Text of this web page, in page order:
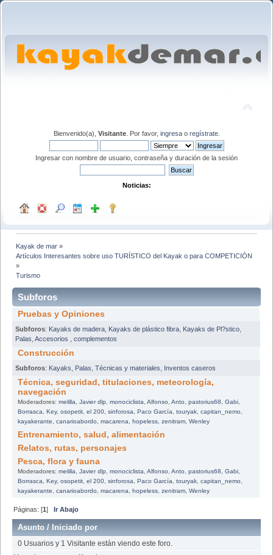
Bienvenido(a), Visitante. Por favor, ingresao regístrate.
Ingresar con nombre de usuario, contraseña y duración de la sesión
Noticias:
Kayak de mar »
Artículos Interesantes sobre uso TURÍSTICO del Kayak o para COMPETICIÓN
»
Turismo
Subforos
Pruebas y Opiniones
Subforos: Kayaks de madera Kayaks de plástico fibra Kayaks de Pl?stico
Palas Accesorios , complementos
Construcción
Subforos: Kayaks Palas Técnicas y materiales Inventos caseros
Técnica, seguridad, titulaciones, meteorología,
navegación
Moderadores: melilla Javier dlp monociclista Alfonso Anto pastorius68 Gabi,
Borrasca
Key, osopetit, el 200, sinforosa Paco García touryak, capitan_nemo
kayakerante
canarioabordo macarena hopeless, zenitram, Wenley
Entrenamiento, salud, alimentación
Relatos, rutas, personajes
Pesca, flora y fauna
Moderadores: melilla Javier dlp monociclista Alfonso Anto pastorius68 Gabi,
Borrasca
Key, osopetit, el 200, sinforosa Paco García touryak, capitan_nemo
kayakerante
canarioabordo macarena hopeless, zenitram, Wenley
Páginas: [1]Ir Abajo
Asunto / Iniciado por
0 Usuarios y 1 Visitante están viendo este foro.